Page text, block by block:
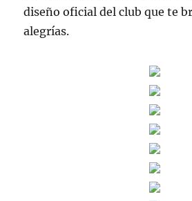
diseño oficial del club que te
alegrías.